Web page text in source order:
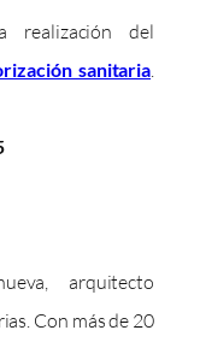
realización del
sanitaria
arquitecto
Con más de 20